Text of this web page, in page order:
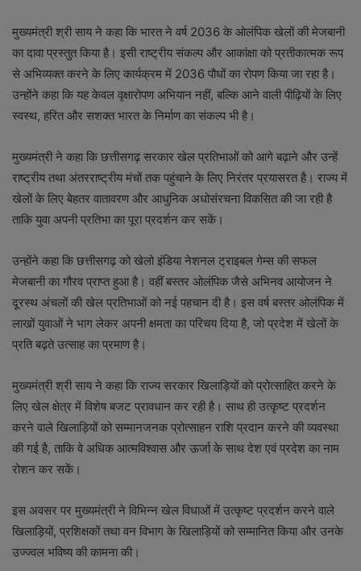
मुख्यमंत्री श्री साय ने कहा कि भारत ने वर्ष 2036 के ओलंपिक खेलों की मेजबानी
का दावा प्रस्तुत किया है। इसी राष्ट्रीय संकल्प और आकांक्षा को प्रतीकात्मक रूप
से अभिव्यक्त करने के लिए कार्यक्रम में 2036 पौधों का रोपण किया जा रहा है।
उन्होंने कहा कि यह केवल वृक्षारोपण अभियान नहीं, बल्कि आने वाली पीढ़ियों के लिए
स्वस्थ, हरित और सशक्त भारत के निर्माण का संकल्प भी है।
मुख्यमंत्री ने कहा कि छत्तीसगढ़ सरकार खेल प्रतिभाओं को आगे बढ़ाने और उन्हें
राष्ट्रीय तथा अंतरराष्ट्रीय मंचों तक पहुंचाने के लिए निरंतर प्रयासरत है। राज्य में
खेलों के लिए बेहतर वातावरण और आधुनिक अधोसंरचना विकसित की जा रही है
ताकि युवा अपनी प्रतिभा का पूरा प्रदर्शन कर सकें।
उन्होंने कहा कि छत्तीसगढ़ को खेलो इंडिया नेशनल ट्राइबल गेम्स की सफल
मेजबानी का गौरव प्राप्त हुआ है। वहीं बस्तर ओलंपिक जैसे अभिनव आयोजन ने
दूरस्थ अंचलों की खेल प्रतिभाओं को नई पहचान दी है। इस वर्ष बस्तर ओलंपिक में
लाखों युवाओं ने भाग लेकर अपनी क्षमता का परिचय दिया है, जो प्रदेश में खेलों के
प्रति बढ़ते उत्साह का प्रमाण है।
मुख्यमंत्री श्री साय ने कहा कि राज्य सरकार खिलाड़ियों को प्रोत्साहित करने के
लिए खेल क्षेत्र में विशेष बजट प्रावधान कर रही है। साथ ही उत्कृष्ट प्रदर्शन
करने वाले खिलाड़ियों को सम्मानजनक प्रोत्साहन राशि प्रदान करने की व्यवस्था
की गई है, ताकि वे अधिक आत्मविश्वास और ऊर्जा के साथ देश एवं प्रदेश का नाम
रोशन कर सकें।
इस अवसर पर मुख्यमंत्री ने विभिन्न खेल विधाओं में उत्कृष्ट प्रदर्शन करने वाले
खिलाड़ियों, प्रशिक्षकों तथा वन विभाग के खिलाड़ियों को सम्मानित किया और उनके
उज्ज्वल भविष्य की कामना की।